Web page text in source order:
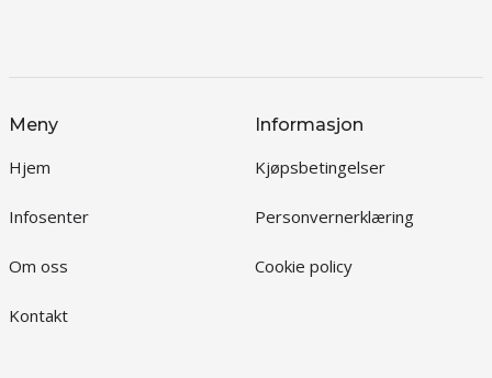
Meny
Hjem
Infosenter
Om oss
Kontakt
Informasjon
Kjøpsbetingelser
Personvernerklæring
Cookie policy